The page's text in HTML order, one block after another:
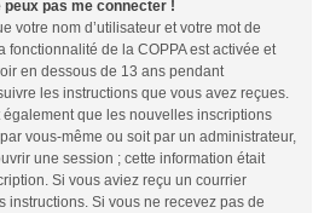
pas me connecter !
votre nom d’utilisateur et votre mot de
fonctionnalité de la COPPA est activée et
en dessous de 13 ans pendant
les instructions que vous avez reçues.
que les nouvelles inscriptions
vous-même ou soit par un administrateur,
une session ; cette information était
Si vous aviez reçu un courrier
instructions. Si vous ne recevez pas de